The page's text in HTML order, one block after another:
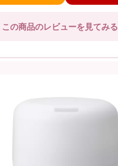
この商品のレビューを見てみる